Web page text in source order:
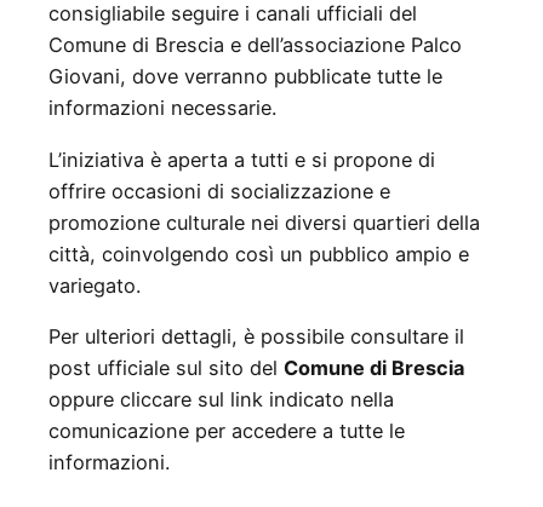
consigliabile seguire i canali ufficiali del
Comune di Brescia e dell’associazione Palco
Giovani, dove verranno pubblicate tutte le
informazioni necessarie.
L’iniziativa è aperta a tutti e si propone di
offrire occasioni di socializzazione e
promozione culturale nei diversi quartieri della
città, coinvolgendo così un pubblico ampio e
variegato.
Per ulteriori dettagli, è possibile consultare il
post ufficiale sul sito del Comune di Brescia
oppure cliccare sul link indicato nella
comunicazione per accedere a tutte le
informazioni.